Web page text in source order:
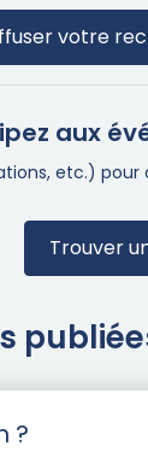
votre
aux
etc.)
Trouver
?